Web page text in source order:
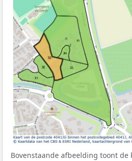
Bovenstaande afbeelding toont de